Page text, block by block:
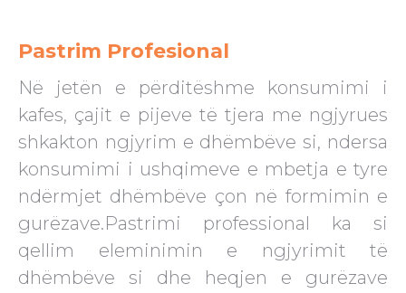
Pastrim Profesional
Në jetën e përditëshme konsumimi i
kafes, çajit e pijeve të tjera me ngjyrues
shkakton ngjyrim e dhëmbëve si, ndersa
konsumimi i ushqimeve e mbetja e tyre
ndërmjet dhëmbëve çon në formimin e
gurëzave.Pastrimi professional ka si
qellim eleminimin e ngjyrimit të
dhëmbëve si dhe heqjen e gurëzave